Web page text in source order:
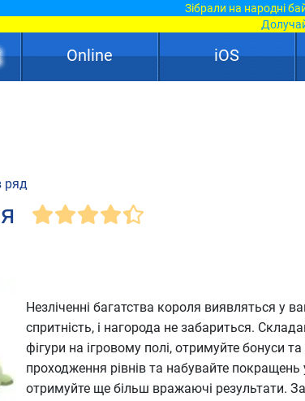
Зібрали на народні
Online iOS
ряд
Незліченні багатства короля виявляться у
спритність, і нагорода не забариться.
фігури на ігровому полі, отримуйте бонуси
проходження рівнів та набувайте
отримуйте ще більш вражаючі результати.